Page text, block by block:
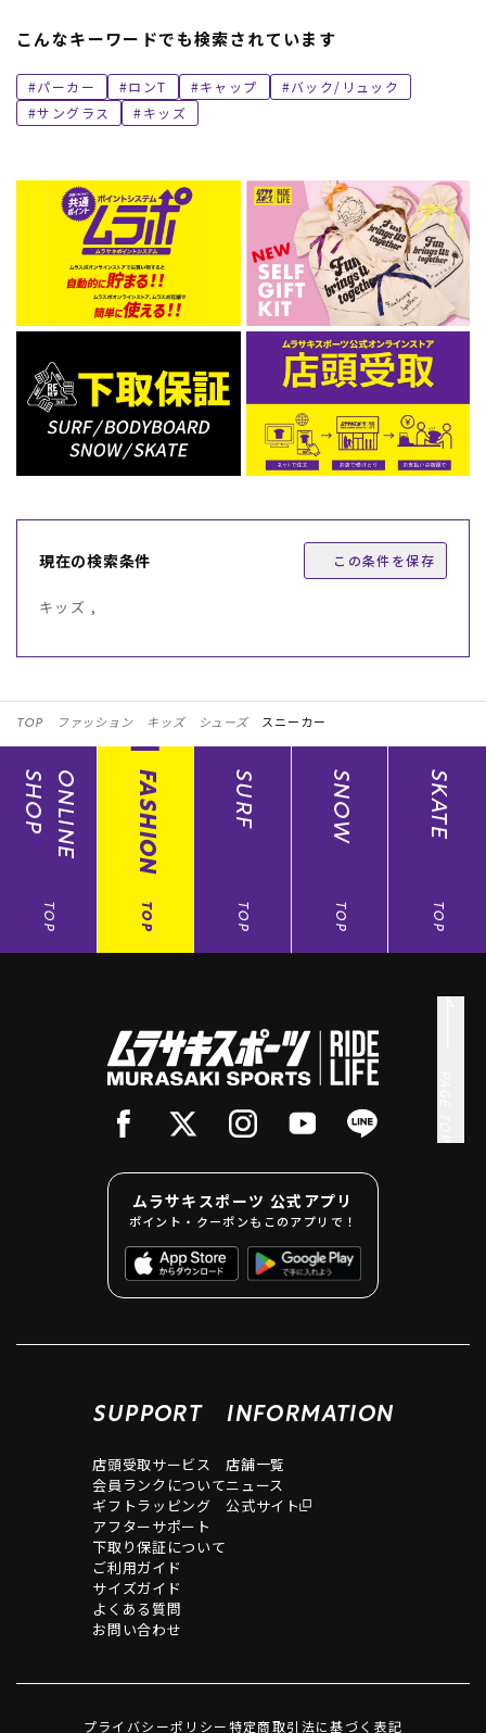
こんなキーワードでも検索されています
パーカー ロンT キャップ
バック/リュック
サングラス
キッズ
現在の検索条件 この条件を保存
キッズ ,
TOP ファッション キッズ シューズ スニーカー
ONLINE
SHOP
TOP
FASHION
TOP
SURF
TOP
SNOW
TOP
SKATE
TOP
ムラサキスポーツ 公式アプリ
ポイント・クーポンもこのアプリで！
SUPPORT
店頭受取サービス
会員ランクについて
ギフトラッピング
アフターサポート
下取り保証について
ご利用ガイド
サイズガイド
よくある質問
お問い合わせ
INFORMATION
店舗一覧
ニュース
公式サイト
プライバシーポリシー特定商取引法に基づく表記